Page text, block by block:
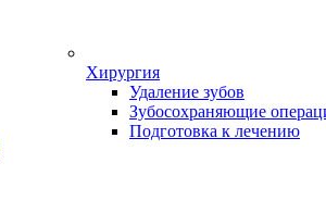
Хирургия
Удаление зубов
Зубосохраняющие
Подготовка к лечению